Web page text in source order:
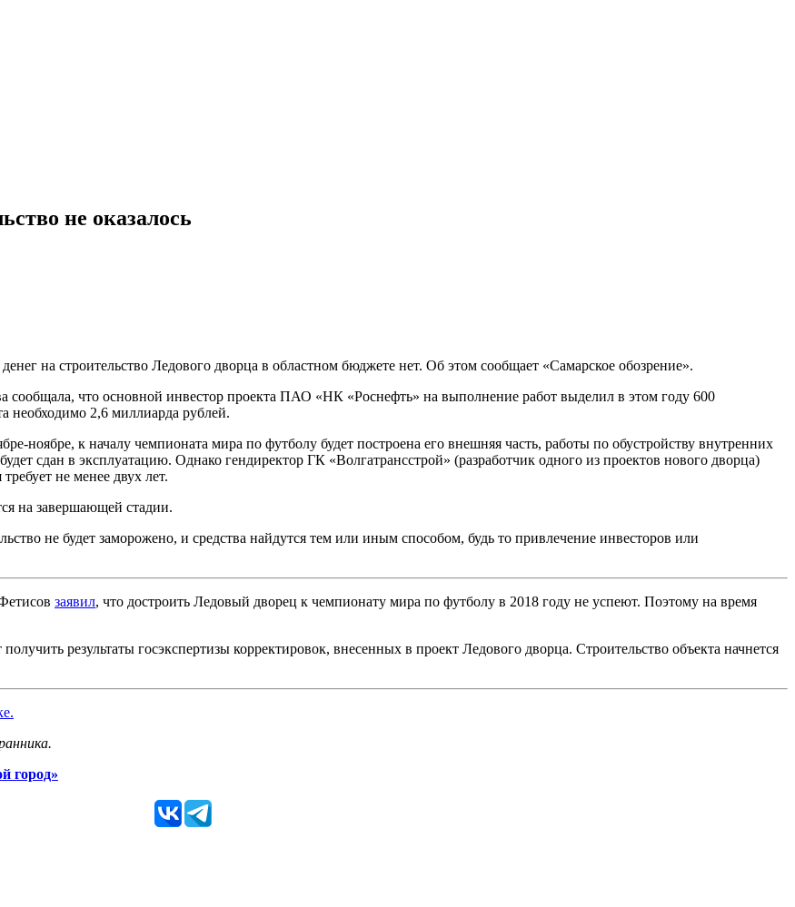
не оказалось
на строительство Ледового дворца в областном бюджете нет. Об этом сообщает «Самарское обозрение».
сообщала, что основной инвестор проекта ПАО «НК «Роснефть» на выполнение работ выделил в этом году 600
необходимо 2,6 миллиарда рублей.
ноябре, к началу чемпионата мира по футболу будет построена его внешняя часть, работы по обустройству внутренних
сдан в эксплуатацию. Однако гендиректор ГК «Волгатрансстрой» (разработчик одного из проектов нового дворца)
не менее двух лет.
на завершающей стадии.
не будет заморожено, и средства найдутся тем или иным способом, будь то привлечение инвесторов или
заявил, что достроить Ледовый дворец к чемпионату мира по футболу в 2018 году не успеют. Поэтому на время
результаты госэкспертизы корректировок, внесенных в проект Ледового дворца. Строительство объекта начнется
город»